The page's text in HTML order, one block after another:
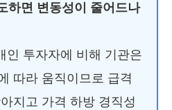
하면 변동성이 줄어드나
인 투자자에 비해 기관은
따라 움직이므로 급격
지고 가격 하방 경직성